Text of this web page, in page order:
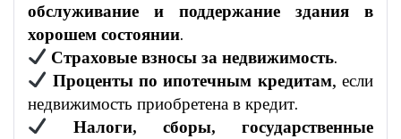
обслуживание и поддержание здания в
хорошем состоянии.
Страховые взносы за недвижимость.
Проценты по ипотечным кредитам, если
недвижимость приобретена в кредит.
Налоги, сборы, государственные